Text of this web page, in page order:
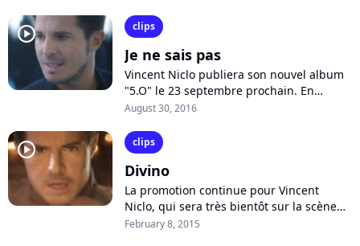
player2 clips
Je ne sais pas
Vincent Niclo publiera son nouvel album
"5.O" le 23 septembre prochain. En
attendant, le crooner dévoile le premier
August 30, 2016
player2 clips
Divino
La promotion continue pour Vincent
Niclo, qui sera très bientôt sur la scène
de l'Olympia pour défendre son nouvel
February 8, 2015